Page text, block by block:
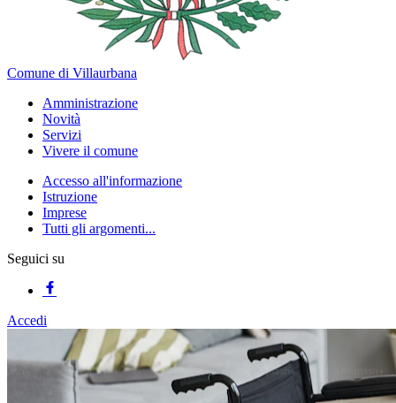
Comune di Villaurbana
Amministrazione
Novità
Servizi
Vivere il comune
Accesso all'informazione
Istruzione
Imprese
Tutti gli argomenti...
Seguici su
Accedi